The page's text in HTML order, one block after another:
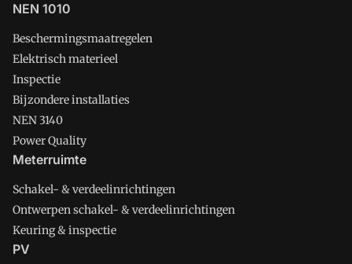
NEN 1010
Beschermingsmaatregelen
Elektrisch materieel
Inspectie
Bijzondere installaties
NEN 3140
Power Quality
Meterruimte
Schakel- & verdeelinrichtingen
Ontwerpen schakel- & verdeelinrichtingen
Keuring & inspectie
PV